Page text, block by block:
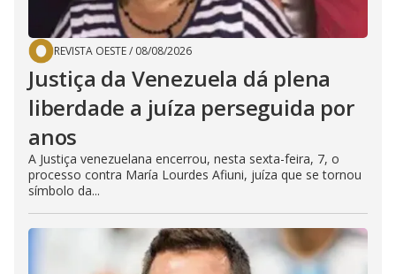
REVISTA OESTE/ 08/08/2026
Justiça da Venezuela dá plena
liberdade a juíza perseguida por
anos
A Justiça venezuelana encerrou, nesta sexta-feira, 7, o
processo contra María Lourdes Afiuni, juíza que se tornou
símbolo da...